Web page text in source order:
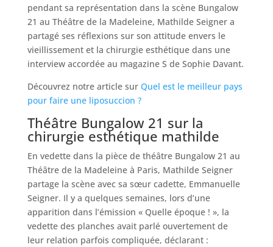
pendant sa représentation dans la scène Bungalow
21 au Théâtre de la Madeleine, Mathilde Seigner a
partagé ses réflexions sur son attitude envers le
vieillissement et la chirurgie esthétique dans une
interview accordée au magazine S de Sophie Davant.
Découvrez notre article sur Quel est le meilleur pays
pour faire une liposuccion ?
Théâtre Bungalow 21 sur la
chirurgie esthétique mathilde
En vedette dans la pièce de théâtre Bungalow 21 au
Théâtre de la Madeleine à Paris, Mathilde Seigner
partage la scène avec sa sœur cadette, Emmanuelle
Seigner. Il y a quelques semaines, lors d’une
apparition dans l’émission « Quelle époque ! », la
vedette des planches avait parlé ouvertement de
leur relation parfois compliquée, déclarant :